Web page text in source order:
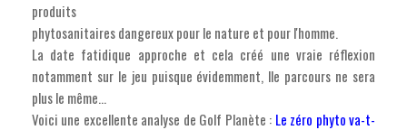
produits
phytosanitaires dangereux pour le nature et pour l'homme.
La date fatidique approche et cela créé une vraie réflexion
notamment sur le jeu puisque évidemment, lle parcours ne sera
plus le même...
Voici une excellente analyse de Golf Planète : Le zéro phyto va-t-